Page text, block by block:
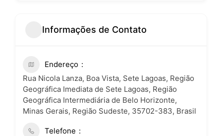
Informações de Contato
Endereço
Rua Nicola Lanza, Boa Vista, Sete Lagoas, Região
Geográfica Imediata de Sete Lagoas, Região
Geográfica Intermediária de Belo Horizonte,
Minas Gerais, Região Sudeste, 35702-383, Brasil
Telefone